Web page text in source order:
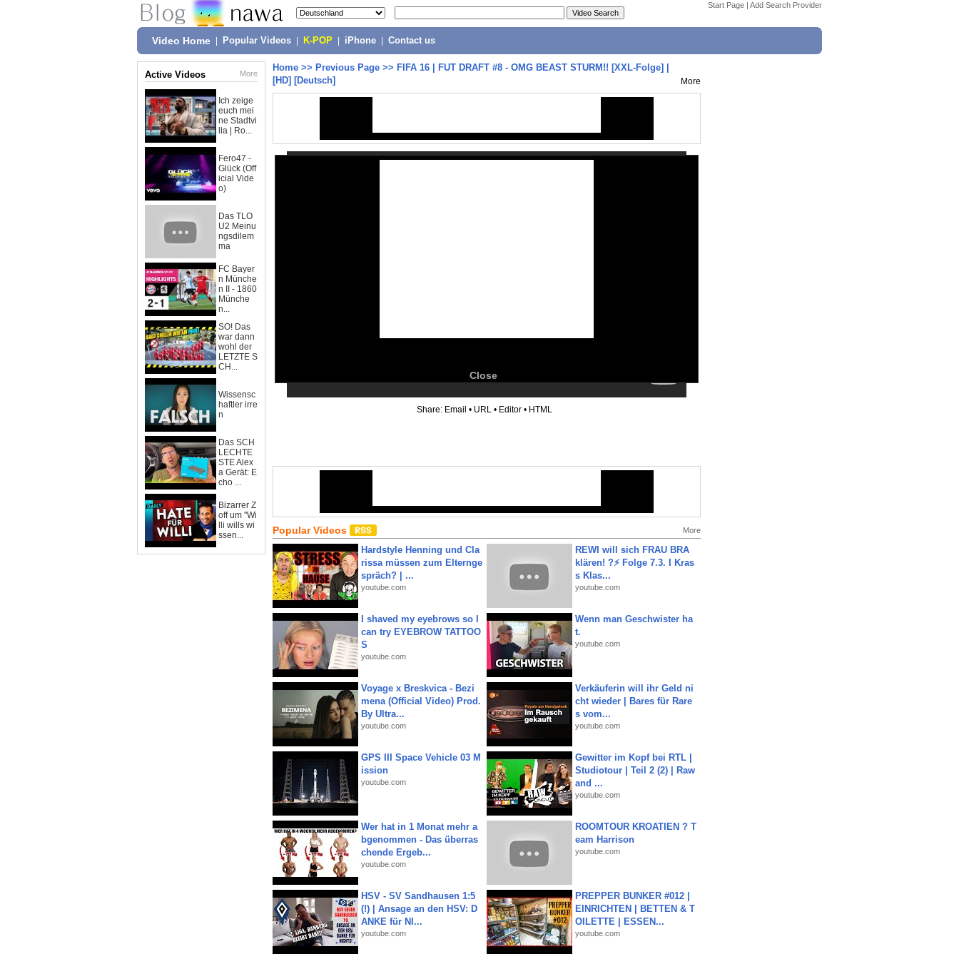
Start Page | Add Search Provider
Video Home Popular Videos K-POP iPhone Contact us
Active Videos More
Ich zeige
euch mei
ne Stadtvi
lla | Ro...
Fero47 -
Glück (Off
icial Vide
o)
Das TLO
U2 Meinu
ngsdilem
ma
FC Bayer
n Münche
n II - 1860
Münche
n...
SO! Das
war dann
wohl der
LETZTE S
CH...
Wissensc
haftler irre
n
Das SCH
LECHTE
STE Alex
a Gerät: E
cho ...
Bizarrer Z
off um "Wi
lli wills wi
ssen...
Home >> Previous Page >> FIFA 16 | FUT DRAFT #8 - OMG BEAST STURM!! [XXL-Folge] |
[HD] [Deutsch]
More
Close
Share: Email • URL • Editor • HTML
Popular Videos More
Hardstyle Henning und Cla
rissa müssen zum Elternge
spräch? | ...
youtube.com
REWI will sich FRAU BRA
klären! ?⚡️ Folge 7.3. I Kras
s Klas...
youtube.com
I shaved my eyebrows so I
can try EYEBROW TATTOO
S
youtube.com
Wenn man Geschwister ha
t.
youtube.com
Voyage x Breskvica - Bezi
mena (Official Video) Prod.
By Ultra...
youtube.com
Verkäuferin will ihr Geld ni
cht wieder | Bares für Rare
s vom...
youtube.com
GPS III Space Vehicle 03 M
ission
youtube.com
Gewitter im Kopf bei RTL |
Studiotour | Teil 2 (2) | Raw
and ...
youtube.com
Wer hat in 1 Monat mehr a
bgenommen - Das überras
chende Ergeb...
youtube.com
ROOMTOUR KROATIEN ? T
eam Harrison
youtube.com
HSV - SV Sandhausen 1:5
(!) | Ansage an den HSV: D
ANKE für NI...
youtube.com
PREPPER BUNKER #012 |
EINRICHTEN | BETTEN & T
OILETTE | ESSEN...
youtube.com